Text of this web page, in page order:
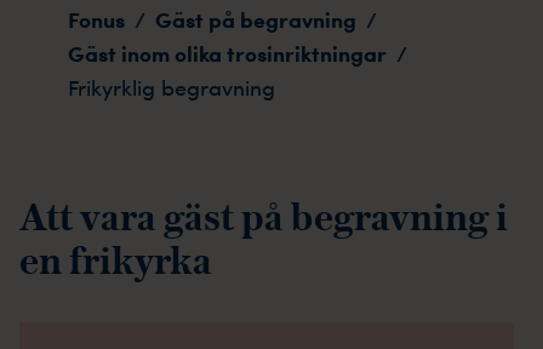
Fonus / Gäst på begravning /
Gäst inom olika trosinriktningar /
Frikyrklig begravning
Att vara gäst på begravning i
en frikyrka